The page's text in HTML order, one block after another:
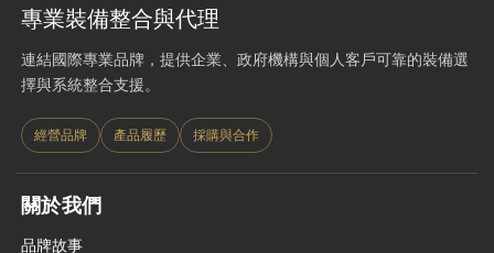
專業裝備整合與代理
連結國際專業品牌，提供企業、政府機構與個人客戶可靠的裝備選
擇與系統整合支援。
經營品牌 產品履歷 採購與合作
關於我們
品牌故事